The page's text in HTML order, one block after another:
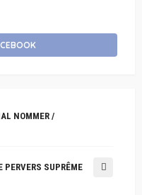
NOMMER /
SUPRÊME